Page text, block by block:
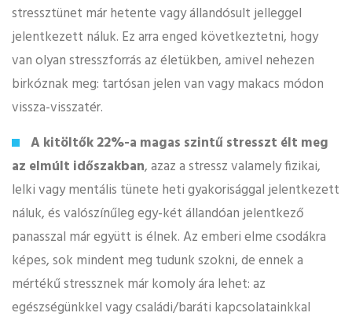
stressztünet már hetente vagy állandósult jelleggel
jelentkezett náluk. Ez arra enged következtetni, hogy
van olyan stresszforrás az életükben, amivel nehezen
birkóznak meg: tartósan jelen van vagy makacs módon
vissza-visszatér.
A kitöltők 22%-a magas szintű stresszt élt meg
az elmúlt időszakban, azaz a stressz valamely fizikai,
lelki vagy mentális tünete heti gyakorisággal jelentkezett
náluk, és valószínűleg egy-két állandóan jelentkező
panasszal már együtt is élnek. Az emberi elme csodákra
képes, sok mindent meg tudunk szokni, de ennek a
mértékű stressznek már komoly ára lehet: az
egészségünkkel vagy családi/baráti kapcsolatainkkal